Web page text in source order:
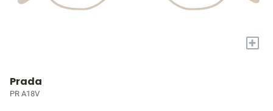
+
Prada
PR A18V